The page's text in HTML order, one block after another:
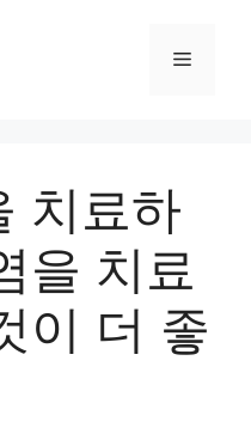
Menu
치료하
을 치료
이 더 좋